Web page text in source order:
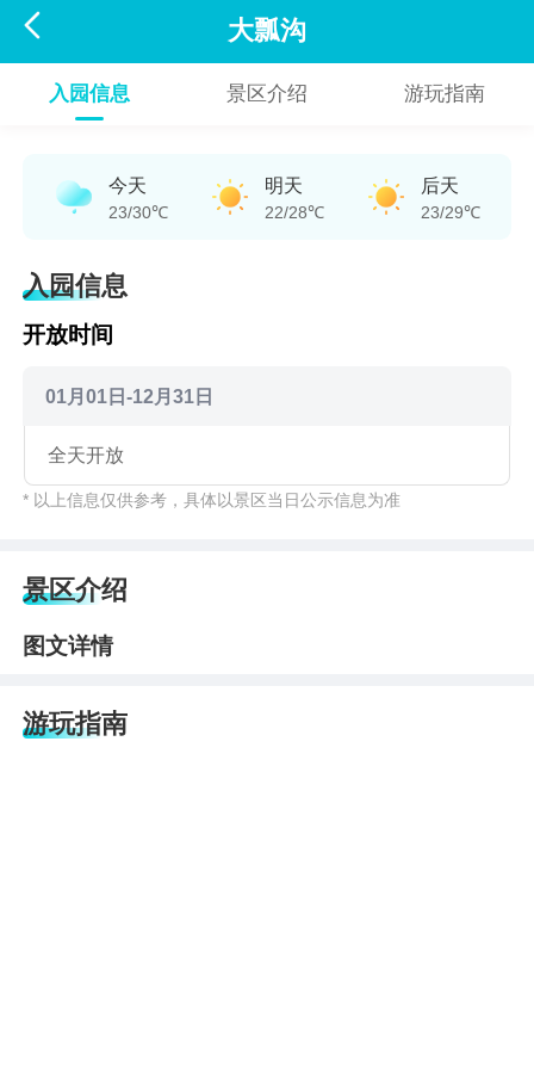
 大瓢沟
入园信息 景区介绍 游玩指南
今天
23/30℃
明天
22/28℃
后天
23/29℃
入园信息
开放时间
01月01日-12月31日
全天开放
* 以上信息仅供参考，具体以景区当日公示信息为准
景区介绍
图文详情
游玩指南